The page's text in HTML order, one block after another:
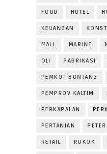
FOOD HOTEL
KEUANGAN
MALL MARINE
OLI PABRIKASI
PEMKOT BONTANG
PEMPROV KALTIM
PERKAPALAN
PERTANIAN
RETAIL ROKOK